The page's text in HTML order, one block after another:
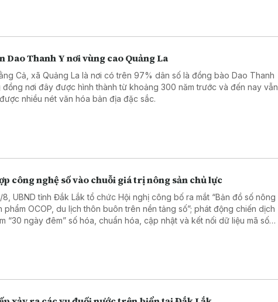
Dao Thanh Y nơi vùng cao Quảng La
Cả, xã Quảng La là nơi có trên 97% dân số là đồng bào Dao Thanh
đồng nơi đây được hình thành từ khoảng 300 năm trước và đến nay vẫn
nhiều nét văn hóa bản địa đặc sắc.
công nghệ số vào chuỗi giá trị nông sản chủ lực
8, UBND tỉnh Đắk Lắk tổ chức Hội nghị công bố ra mắt “Bản đồ số nông
phẩm OCOP, du lịch thôn buôn trên nền tảng số”; phát động chiến dịch
“30 ngày đêm” số hóa, chuẩn hóa, cập nhật và kết nối dữ liệu mã số